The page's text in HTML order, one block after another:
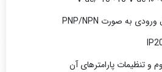
ورودی به صورت PNP/NPN
و تنظیمات پارامترهای آن